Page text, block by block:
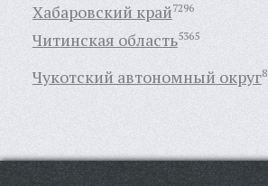
Хабаровский край7296
Читинская область5365
Чукотский автономный округ8